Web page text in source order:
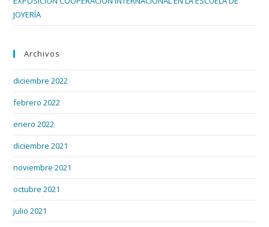
JOYERÍA
Archivos
diciembre 2022
febrero 2022
enero 2022
diciembre 2021
noviembre 2021
octubre 2021
julio 2021